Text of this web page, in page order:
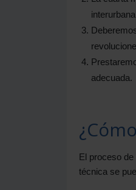
adecuada.
El proceso de
técnica se